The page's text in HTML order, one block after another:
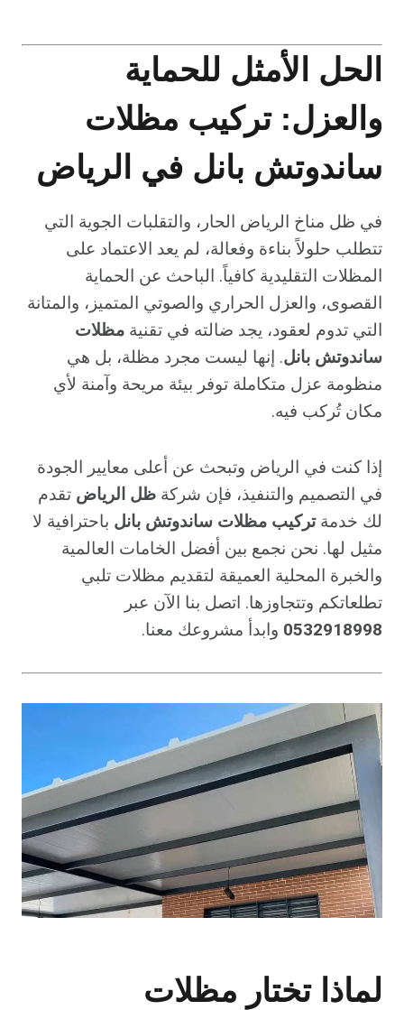
الحل الأمثل للحماية
والعزل: تركيب مظلات
ساندوتش بانل في الرياض
في ظل مناخ الرياض الحار، والتقلبات الجوية التي
تتطلب حلولاً بناءة وفعالة، لم يعد الاعتماد على
المظلات التقليدية كافياً. الباحث عن الحماية
القصوى، والعزل الحراري والصوتي المتميز، والمتانة
التي تدوم لعقود، يجد ضالته في تقنية مظلات
ساندوتش بانل. إنها ليست مجرد مظلة، بل هي
منظومة عزل متكاملة توفر بيئة مريحة وآمنة لأي
مكان تُركب فيه.
إذا كنت في الرياض وتبحث عن أعلى معايير الجودة
في التصميم والتنفيذ، فإن شركة ظل الرياض تقدم
لك خدمةتركيب مظلات ساندوتش بانل باحترافية لا
مثيل لها. نحن نجمع بين أفضل الخامات العالمية
والخبرة المحلية العميقة لتقديم مظلات تلبي
تطلعاتكم وتتجاوزها. اتصل بنا الآن عبر
0532918998 وابدأ مشروعك معنا.
لماذا تختار مظلات